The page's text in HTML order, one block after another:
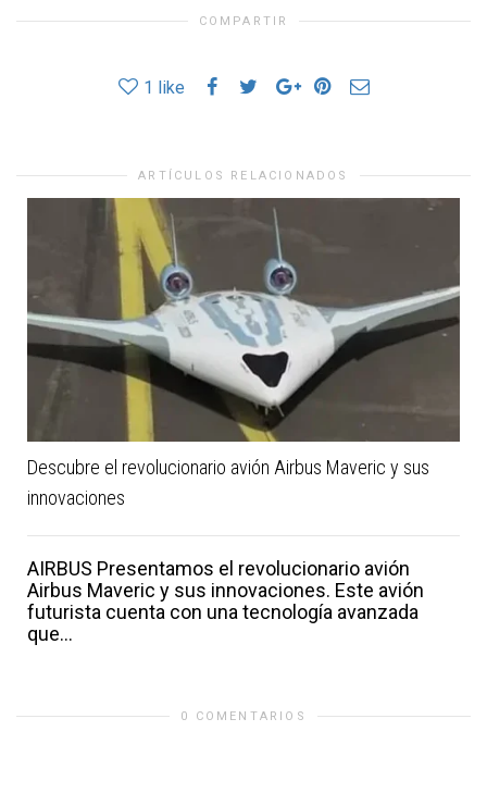
COMPARTIR
1 like
ARTÍCULOS RELACIONADOS
Descubre el revolucionario avión Airbus Maveric y sus
innovaciones
AIRBUS Presentamos el revolucionario avión
Airbus Maveric y sus innovaciones. Este avión
futurista cuenta con una tecnología avanzada
que...
0 COMENTARIOS